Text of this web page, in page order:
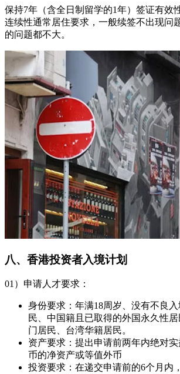
保持7年（含全日制留学的1年）签证有效
连续性通常居住要求，一般续签不出现问
的问题都不大。
八、香港投资者入境计划
01）申请人才要求：
身份要求：年满18周岁、没有不良
民、中国籍且已取得的外国永久性
门居民、台湾华籍居民。
资产要求：提出申请前两年内绝对实
币的净资产或等值外币
投资要求：在递交申请前的6个月内